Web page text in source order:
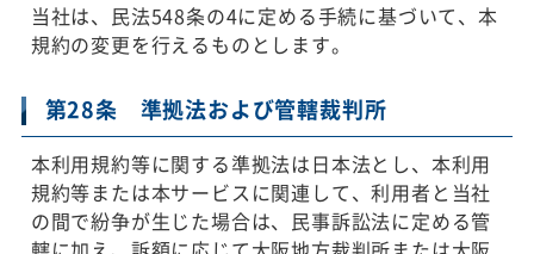
当社は、民法548条の4に定める手続に基づいて、本
規約の変更を行えるものとします。
第28条 準拠法および管轄裁判所
本利用規約等に関する準拠法は日本法とし、本利用
規約等または本サービスに関連して、利用者と当社
の間で紛争が生じた場合は、民事訴訟法に定める管